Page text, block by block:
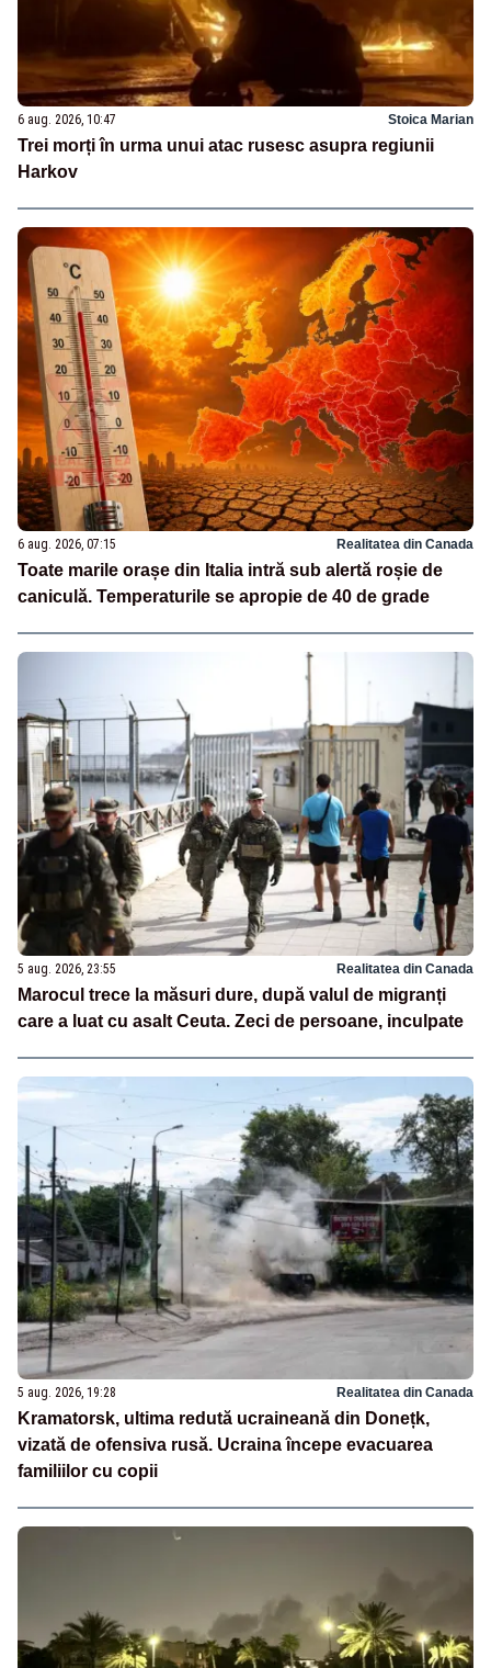
6 aug. 2026, 10:47 Stoica Marian
Trei morți în urma unui atac rusesc asupra regiunii
Harkov
6 aug. 2026, 07:15 Realitatea din Canada
Toate marile orașe din Italia intră sub alertă roșie de
caniculă. Temperaturile se apropie de 40 de grade
5 aug. 2026, 23:55 Realitatea din Canada
Marocul trece la măsuri dure, după valul de migranți
care a luat cu asalt Ceuta. Zeci de persoane, inculpate
5 aug. 2026, 19:28 Realitatea din Canada
Kramatorsk, ultima redută ucraineană din Donețk,
vizată de ofensiva rusă. Ucraina începe evacuarea
familiilor cu copii